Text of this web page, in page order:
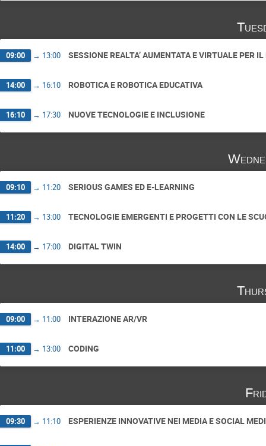
09:00 → 13:00 SESSIONE REALTA’ AUMENTATA E VIRTUALE PER
14:00 → 16:10 ROBOTICA E ROBOTICA EDUCATIVA
16:10 → 17:30 NUOVE TECNOLOGIE E INCLUSIONE
09:10 → 11:20 SERIOUS GAMES ED E-LEARNING
11:20 → 13:00 TECNOLOGIE EMERGENTI E PROGETTI CON LE
14:00 → 17:00 DIGITAL TWIN
09:00 → 11:00 INTERAZIONE AR/VR
11:00 → 13:00 CODING
09:30 → 11:10 ESPERIENZE INNOVATIVE NEI MEDIA E SOCIAL